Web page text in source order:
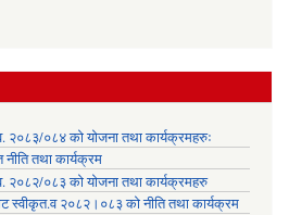
२०८३/०८४ को योजना तथा कार्यक्रमहरुः
तथा कार्यक्रम
२०८२/०८३ को योजना तथा कार्यक्रमहरु
स्वीकृत.व २०८२।०८३ को नीति तथा कार्यक्रम